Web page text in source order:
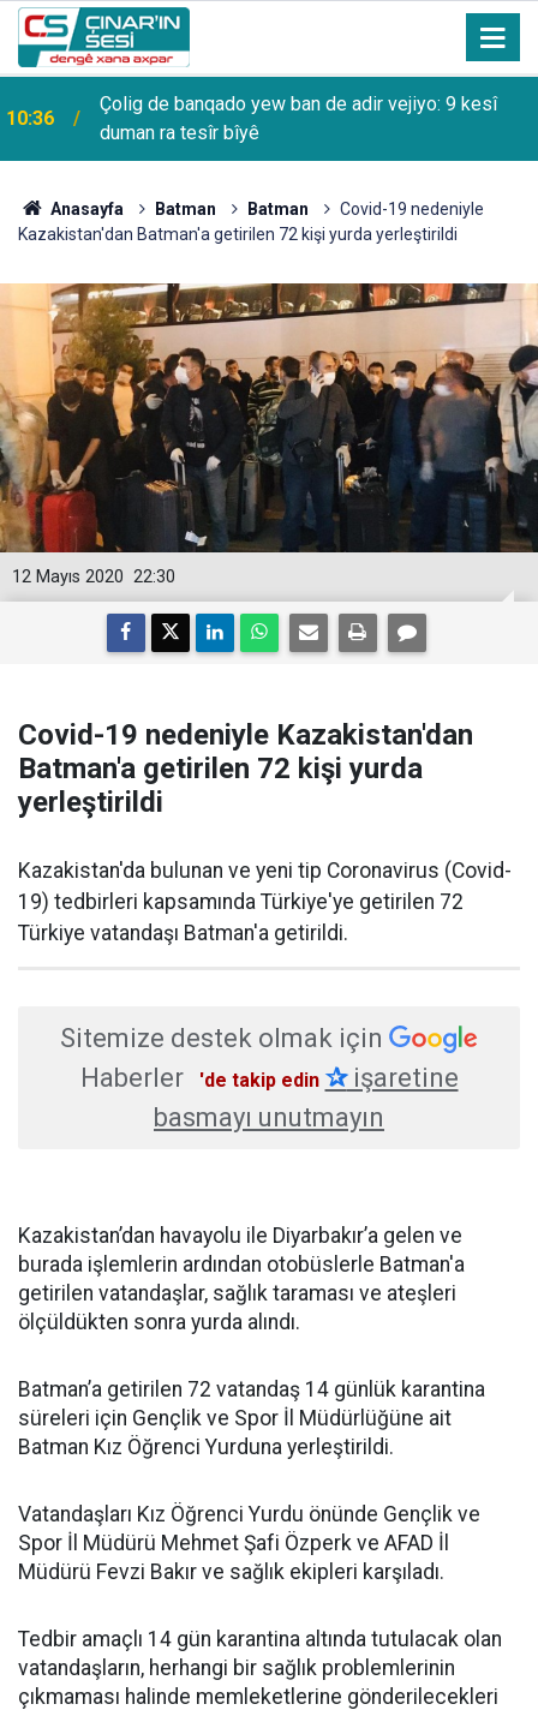
10:36
Çolig de banqado yew ban de adir vejiyo: 9 kesî
duman ra tesîr bîyê
Anasayfa Batman Batman
Covid-19 nedeniyle
Kazakistan'dan Batman'a getirilen 72 kişi yurda yerleştirildi
22:30
12 Mayıs 2020
Covid-19 nedeniyle Kazakistan'dan
Batman'a getirilen 72 kişi yurda
yerleştirildi
Kazakistan'da bulunan ve yeni tip Coronavirus (Covid-
19) tedbirleri kapsamında Türkiye'ye getirilen 72
Türkiye vatandaşı Batman'a getirildi.
Sitemize destek olmak için
Haberler
'de takip edin ✰işaretine
basmayı unutmayın
Kazakistan’dan havayolu ile Diyarbakır’a gelen ve
burada işlemlerin ardından otobüslerle Batman'a
getirilen vatandaşlar, sağlık taraması ve ateşleri
ölçüldükten sonra yurda alındı.
Batman’a getirilen 72 vatandaş 14 günlük karantina
süreleri için Gençlik ve Spor İl Müdürlüğüne ait
Batman Kız Öğrenci Yurduna yerleştirildi.
Vatandaşları Kız Öğrenci Yurdu önünde Gençlik ve
Spor İl Müdürü Mehmet Şafi Özperk ve AFAD İl
Müdürü Fevzi Bakır ve sağlık ekipleri karşıladı.
Tedbir amaçlı 14 gün karantina altında tutulacak olan
vatandaşların, herhangi bir sağlık problemlerinin
çıkmaması halinde memleketlerine gönderilecekleri